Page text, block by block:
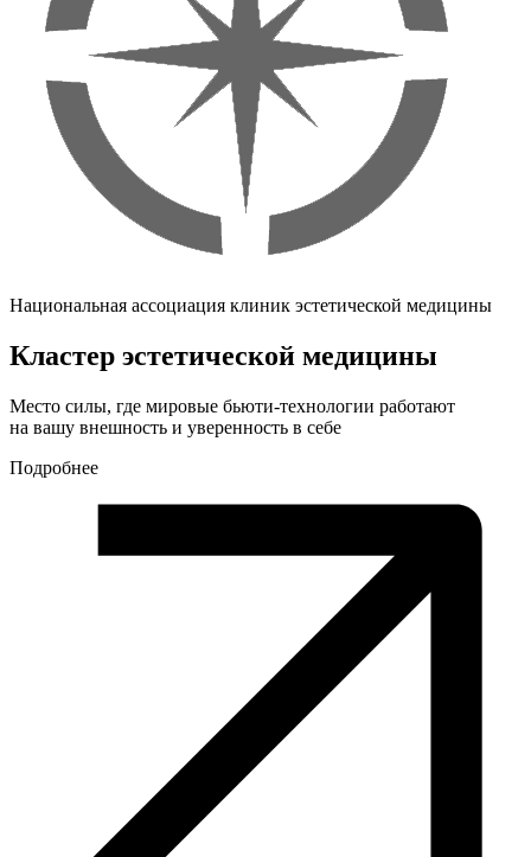
Национальная ассоциация клиник эстетической медицины
Кластер эстетической медицины
Место силы, где мировые бьюти-технологии работают
на вашу внешность и уверенность в себе
Подробнее